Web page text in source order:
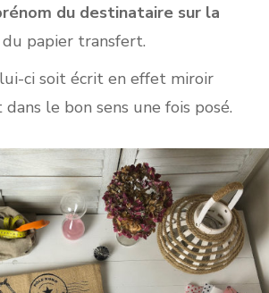
du destinataire sur la
papier transfert.
ci soit écrit en effet miroir
le bon sens une fois posé.